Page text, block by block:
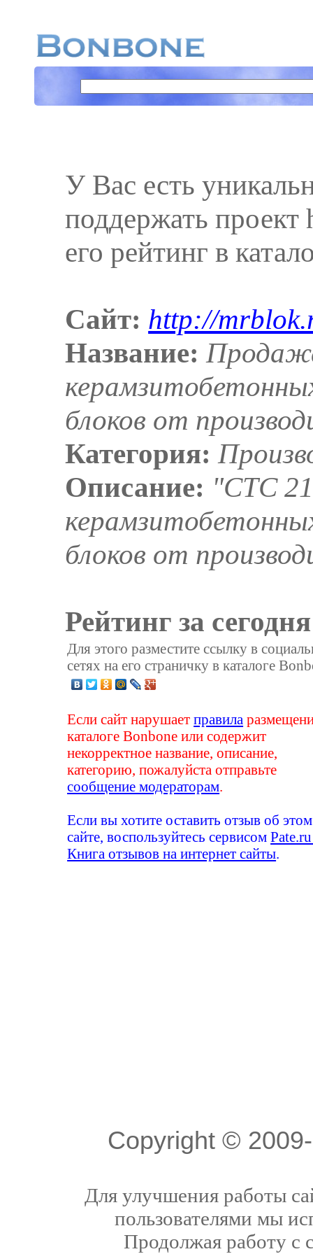
У Вас есть
поддержать
его рейтинг в
Сайт: http://
Название:
блоков от
Категория:
Описание: "СТС
блоков от
Рейтинг за
Для этого разместите ссылку в
сетях на его страничку в каталоге
Если сайт нарушаетправила
каталоге Bonbone или содержит
некорректное название, описание,
категорию, пожалуйста отправьте
сообщение модераторам
Если вы хотите оставить отзыв об этом
сайте, воспользуйтесь сервисом
Книга отзывов на интернет сайты
Copyright ©
Для улучшения работы
пользователями мы
Продолжая работу с